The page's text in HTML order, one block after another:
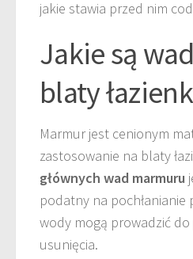
jakie stawia przed nim
Jakie są
blaty
Marmur jest cenionym
zastosowanie na blaty
głównych wad marmuru
podatny na
wody mogą prowadzić
usunięcia.